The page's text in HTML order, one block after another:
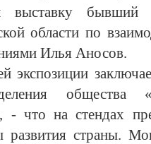
выставку бывший
области по
Илья Аносов.
экспозиции
- что на стендах
развития страны.